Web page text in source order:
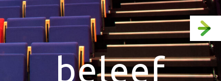
beleef
proef